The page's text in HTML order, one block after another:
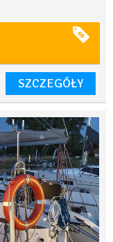
SZCZEGÓŁY